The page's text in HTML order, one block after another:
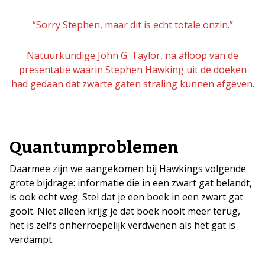
“Sorry Stephen, maar dit is echt totale onzin.”
Natuurkundige John G. Taylor, na afloop van de
presentatie waarin Stephen Hawking uit de doeken
had gedaan dat zwarte gaten straling kunnen afgeven.
Quantumproblemen
Daarmee zijn we aangekomen bij Hawkings volgende
grote bijdrage: informatie die in een zwart gat belandt,
is ook echt weg. Stel dat je een boek in een zwart gat
gooit. Niet alleen krijg je dat boek nooit meer terug,
het is zelfs onherroepelijk verdwenen als het gat is
verdampt.